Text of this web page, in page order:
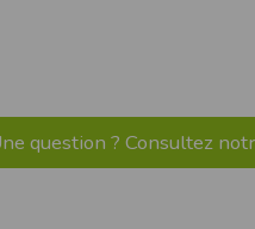
question ? Consultez